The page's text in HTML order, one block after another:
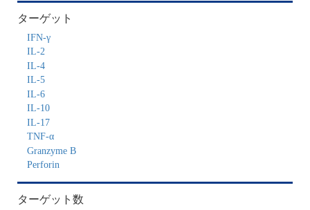
ターゲット
IFN-γ
IL-2
IL-4
IL-5
IL-6
IL-10
IL-17
TNF-α
Granzyme B
Perforin
ターゲット数